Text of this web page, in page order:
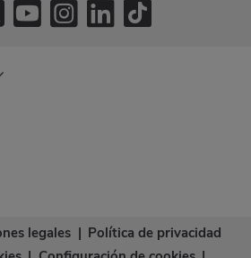
legales | Política de privacidad